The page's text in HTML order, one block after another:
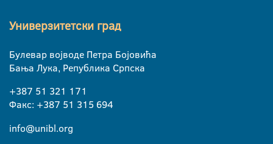
Универзитетски град
Булевар војводе Петра Бојовића
Бања Лука, Република Српска
+387 51 321 171
Факс: +387 51 315 694
info@unibl.org